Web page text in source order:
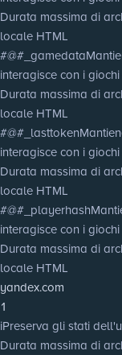
Durata massima di
locale HTML
#@#_gamedata
interagisce con i
Durata massima di
locale HTML
#@#_lasttoken
interagisce con i
Durata massima di
locale HTML
#@#_playerhash
interagisce con i
Durata massima di
locale HTML
yandex.com
1
iPreserva gli stati
Durata massima di